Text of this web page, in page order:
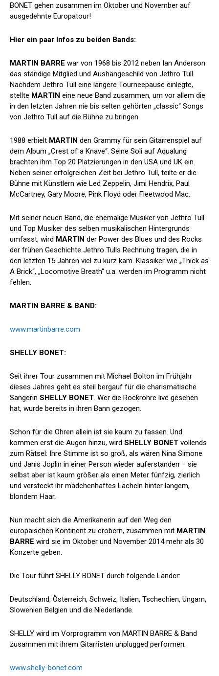
BONET gehen zusammen im Oktober und November auf
ausgedehnte Europatour!
Hier ein paar Infos zu beiden Bands:
MARTIN BARRE war von 1968 bis 2012 neben Ian Anderson
das ständige Mitglied und Aushängeschild von Jethro Tull.
Nachdem Jethro Tull eine längere Tourneepause einlegte,
stellte MARTIN eine neue Band zusammen, um vor allem die
in den letzten Jahren nie bis selten gehörten „classic“ Songs
von Jethro Tull auf die Bühne zu bringen.
1988 erhielt MARTIN den Grammy für sein Gitarrenspiel auf
dem Album „Crest of a Knave“. Seine Soli auf Aqualung
brachten ihm Top 20 Platzierungen in den USA und UK ein.
Neben seiner erfolgreichen Zeit bei Jethro Tull, teilte er die
Bühne mit Künstlern wie Led Zeppelin, Jimi Hendrix, Paul
McCartney, Gary Moore, Pink Floyd oder Fleetwood Mac.
Mit seiner neuen Band, die ehemalige Musiker von Jethro Tull
und Top Musiker des selben musikalischen Hintergrunds
umfasst, wird MARTIN der Power des Blues und des Rocks
der frühen Geschichte Jethro Tulls Rechnung tragen, die in
den letzten 15 Jahren viel zu kurz kam. Klassiker wie „Thick as
A Brick“, „Locomotive Breath“ u.a. werden im Programm nicht
fehlen.
MARTIN BARRE & BAND:
www.martinbarre.com
SHELLY BONET:
Seit ihrer Tour zusammen mit Michael Bolton im Frühjahr
dieses Jahres geht es steil bergauf für die charismatische
Sängerin SHELLY BONET. Wer die Rockröhre live gesehen
hat, wurde bereits in ihren Bann gezogen.
Schon für die Ohren allein ist sie kaum zu fassen. Und
kommen erst die Augen hinzu, wird SHELLY BONET vollends
zum Rätsel: Ihre Stimme ist so groß, als wären Nina Simone
und Janis Joplin in einer Person wieder auferstanden – sie
selbst aber ist kaum größer als einen Meter fünfzig, zierlich
und versteckt ihr mädchenhaftes Lächeln hinter langem,
blondem Haar.
Nun macht sich die Amerikanerin auf den Weg den
europäischen Kontinent zu erobern, zusammen mit MARTIN
BARRE wird sie im Oktober und November 2014 mehr als 30
Konzerte geben.
Die Tour führt SHELLY BONET durch folgende Länder:
Deutschland, Österreich, Schweiz, Italien, Tschechien, Ungarn,
Slowenien Belgien und die Niederlande.
SHELLY wird im Vorprogramm von MARTIN BARRE & Band
zusammen mit ihrem Gitarristen unplugged performen.
www.shelly-bonet.com